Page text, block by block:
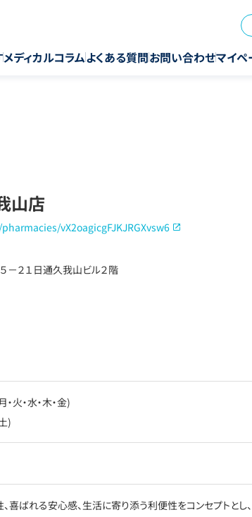
メディカルコラムよくある質問お問い合わせマイペ
山店
vX2oagicgFJKJRGXvsw6
－２１日通久我山ビル２階
火・水・木・金)
)
喜ばれる安心感、生活に寄り添う利便性をコンセプトと